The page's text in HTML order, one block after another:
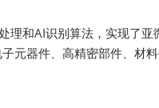
理和AI识别算法，实现了
元器件、高精密部件、材